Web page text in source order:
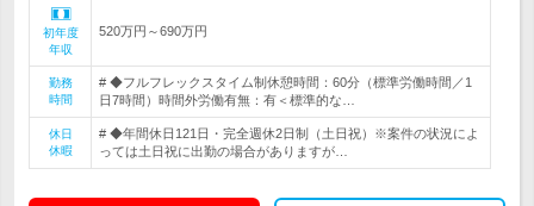
初年度
年収
520万円～690万円
勤務
時間
# ◆フルフレックスタイム制休憩時間：60分（標準労働時間／1
日7時間）時間外労働有無：有＜標準的な…
休日
休暇
# ◆年間休日121日・完全週休2日制（土日祝）※案件の状況によ
っては土日祝に出勤の場合がありますが…